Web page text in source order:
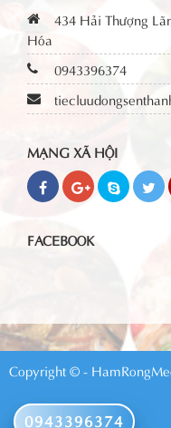
434 Hải Thượng
Hóa
0943396374
MẠNG XÃ HỘI
FACEBOOK
Copyright © -
0943396374